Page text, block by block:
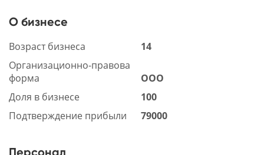
О бизнесе
Возраст бизнеса
14
Организационно-правова
форма
ООО
Доля в бизнесе
100
Подтверждение прибыли
79000